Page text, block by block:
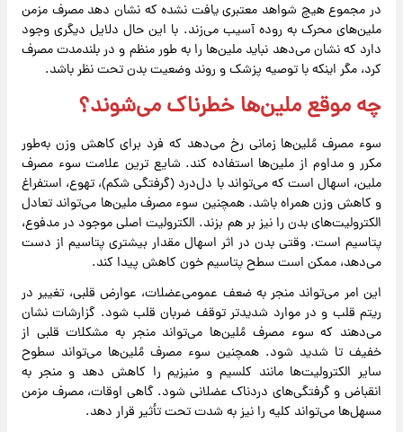
در مجموع هیچ شواهد معتبری یافت نشده که نشان دهد مصرف مزمن
ملین‌های محرک به روده آسیب می‌زند. با این حال دلایل دیگری وجود
دارد که نشان می‌دهد نباید ملین‌ها را به‌ طور منظم و در بلندمدت مصرف
کرد، مگر اینکه با توصیه پزشک و روند وضعیت بدن تحت نظر باشد.
چه موقع ملین‌ها خطرناک می‌شوند؟
سوء مصرف مُلین‌ها زمانی رخ می‌دهد که فرد برای کاهش وزن به‌طور
مکرر و مداوم از ملین‌ها استفاده کند. شایع‌ ترین علامت سوء مصرف
ملین، اسهال است که می‌تواند با دل‌درد (گرفتگی شکم)، تهوع، استفراغ
و کاهش وزن همراه باشد. همچنین سوء مصرف ملین‌ها می‌تواند تعادل
الکترولیت‌های بدن را نیز بر هم بزند. الکترولیت اصلی موجود در مدفوع،
پتاسیم است. وقتی بدن در اثر اسهال مقدار بیشتری پتاسیم از دست
می‌دهد، ممکن است سطح پتاسیم خون کاهش پیدا کند.
این امر می‌تواند منجر به ضعف عمومی‌عضلات، عوارض قلبی، تغییر در
ریتم قلب و در موارد شدیدتر توقف ضربان قلب شود. گزارشات نشان
می‌دهند که سوء مصرف مُلین‌ها می‌تواند منجر به مشکلات قلبی از
خفیف تا شدید شود. همچنین سوء مصرف مُلین‌ها می‌تواند سطوح
سایر الکترولیت‌ها مانند کلسیم و منیزیم را کاهش دهد و منجر به
انقباض و گرفتگی‌های دردناک عضلانی شود. گاهی اوقات، مصرف مزمن
مسهل‌ها می‌تواند کلیه را نیز به شدت تحت تأثیر قرار دهد.